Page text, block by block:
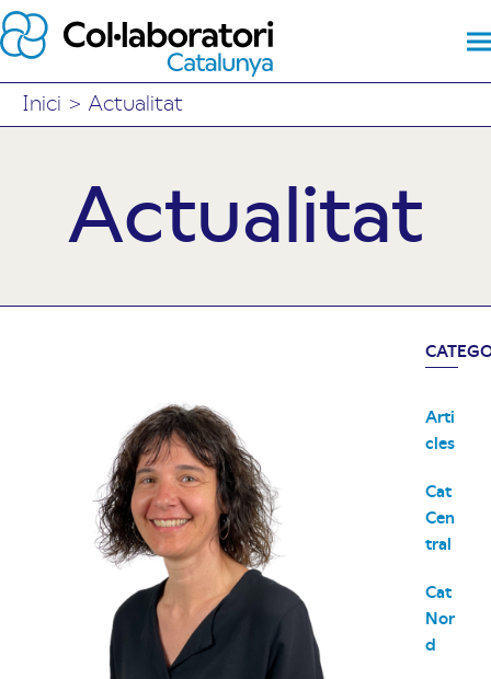
Inici > Actualitat
Actualitat
Arti
cles
Cat
Cen
tral
Cat
Nor
d